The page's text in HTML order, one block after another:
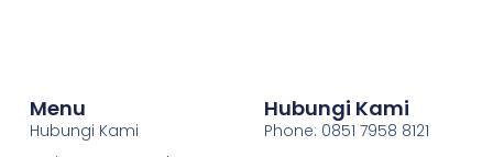
Menu
Hubungi Kami
Hubungi Kami
Phone: 0851 7958 8121